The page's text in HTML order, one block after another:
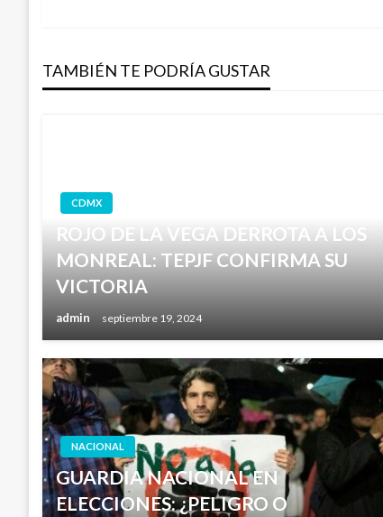
entradas
TAMBIÉN TE PODRÍA GUSTAR
CDMX
ROJO DE LA VEGA DERROTA A LOS
MONREAL: TEPJF CONFIRMA SU
VICTORIA
admin septiembre 19, 2024
NACIONAL
GUARDIA NACIONAL EN
ELECCIONES: ¿PELIGRO O